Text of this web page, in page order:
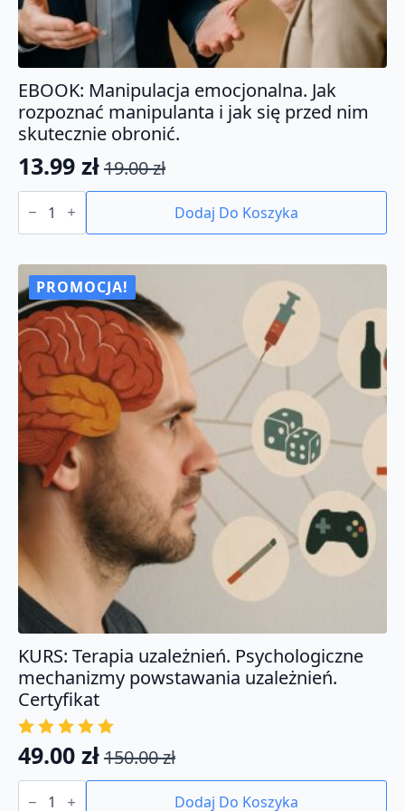
EBOOK: Manipulacja emocjonalna. Jak
rozpoznać manipulanta i jak się przed nim
skutecznie obronić.
19.00zł
Pierwotna
cena
wynosiła:
19.00 zł.
13.99 zł
Aktualna
cena
wynosi:
13.99 zł.
ilość
EBOOK:
emocjonalna.
rozpoznać
manipulanta
i
jak
się
przed
nim
skutecznie
obronić.
Dodaj Do Koszyka
PROMOCJA!
KURS: Terapia uzależnień. Psychologiczne
mechanizmy powstawania uzależnień.
Certyfikat
150.00zł
Pierwotna
cena
49.00 zł
Aktualna
cena
ilość
KURS: Dodaj Do Koszyka